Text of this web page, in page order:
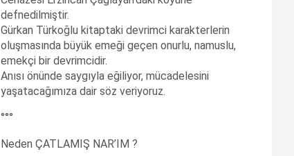
defnedilmiştir.
Gürkan Türkoğlu kitaptaki devrimci karakterlerin
oluşmasında büyük emeği geçen onurlu, namuslu,
emekçi bir devrimcidir.
Anısı önünde saygıyla eğiliyor, mücadelesini
yaşatacağımıza dair söz veriyoruz.
°°°
Neden ÇATLAMIŞ NAR’IM ?